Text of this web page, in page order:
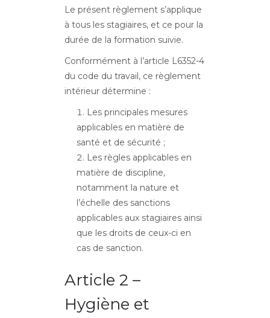
Le présent règlement s’applique
à tous les stagiaires, et ce pour la
durée de la formation suivie.
Conformément à l’article L6352-4
du code du travail, ce règlement
intérieur détermine :
Les principales mesures
applicables en matière de
santé et de sécurité ;
Les règles applicables en
matière de discipline,
notamment la nature et
l’échelle des sanctions
applicables aux stagiaires ainsi
que les droits de ceux-ci en
cas de sanction.
Article 2 –
Hygiène et